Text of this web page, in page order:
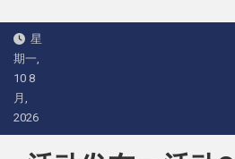
Skip
content
星
期一,
10 8
月,
2026